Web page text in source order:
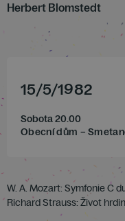
Herbert Blomstedt
15/5/1982
Sobota 20.00
Obecní dům –
W. A. Mozart: Symfonie C
Richard Strauss: Život